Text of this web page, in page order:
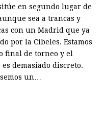
en segundo lugar de
sea a trancas y
con un Madrid que ya
por la Cibeles. Estamos
final de torneo y el
demasiado discreto.
un…